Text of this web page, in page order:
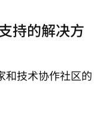
持的解决方
和技术协作社区的